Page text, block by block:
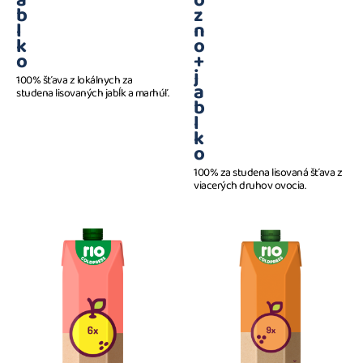
b
l
k
o
100% šťava z lokálnych za
studena lisovaných jabĺk a marhúľ.
z
n
o
+
j
a
b
l
k
o
100% za studena lisovaná šťava z
viacerých druhov ovocia.